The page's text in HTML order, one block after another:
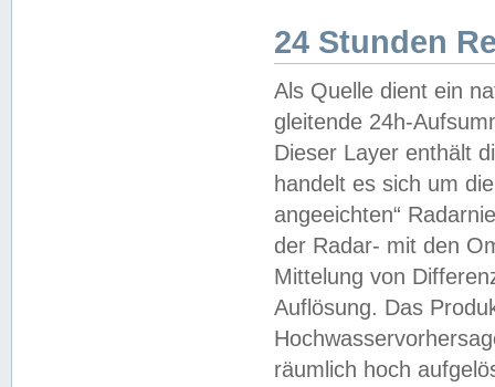
24 Stunden
Als Quelle dient ein
gleitende 24h-
Dieser Layer enthält
handelt es sich um
angeeichten“
der Radar- mit den
Mittelung von
Auflösung. Das
räumlich hoch